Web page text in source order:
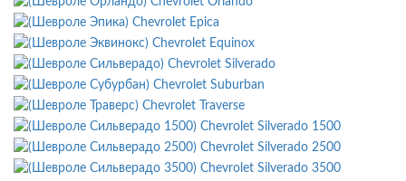
Chevrolet Epica
Chevrolet Equinox
Chevrolet Silverado
Chevrolet Suburban
Chevrolet Traverse
Chevrolet Silverado 1500
Chevrolet Silverado 2500
Chevrolet Silverado 3500